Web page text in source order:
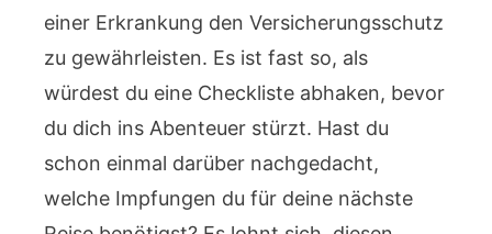
einer Erkrankung den Versicherungsschutz
zu gewährleisten. Es ist fast so, als
würdest du eine Checkliste abhaken, bevor
du dich ins Abenteuer stürzt. Hast du
schon einmal darüber nachgedacht,
welche Impfungen du für deine nächste